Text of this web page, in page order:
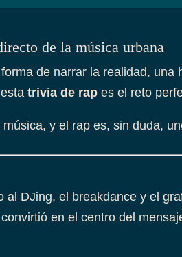
de la música urbana
de narrar la realidad,
trivia de rapes el reto
y el rap es, sin duda,
al DJing, el breakdance y el
en el centro del